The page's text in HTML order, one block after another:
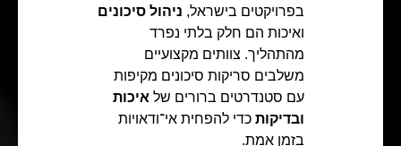
בפרויקטים בישראל, ניהול סיכונים
ואיכות הם חלק בלתי נפרד
מהתהליך. צוותים מקצועיים
משלבים סריקות סיכונים מקיפות
עם סטנדרטים ברורים של איכות
ובדיקות כדי להפחית אי־ודאויות
בזמן אמת.